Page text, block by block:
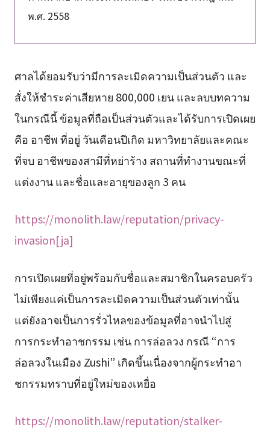
พ.ศ. 2558
ศาลได้ยอมรับว่ามีการละเมิดความเป็นส่วนตัว และ
สั่งให้ชำระค่าเสียหาย 800,000 เยน และลบบทความ
ในกรณีนี้ ข้อมูลที่ถือเป็นส่วนตัวและได้รับการเปิดเผย
คือ อาชีพ ที่อยู่ วันเดือนปีเกิด มหาวิทยาลัยและคณะ
ที่จบ อาชีพของสามีที่หย่าร้าง สถานที่ทำงานขณะที่
แต่งงาน และชื่อและอายุของลูก 3 คน
https://monolith.law/reputation/privacy-
invasion[ja]
การเปิดเผยที่อยู่พร้อมกับชื่อและสมาชิกในครอบครัว
ไม่เพียงแค่เป็นการละเมิดความเป็นส่วนตัวเท่านั้น
แต่ยังอาจเป็นการรั่วไหลของข้อมูลที่อาจนำไปสู่
การกระทำอาชกรรม เช่น การล่อลวง กรณี “การ
ล่อลวงในเมือง Zushi” เกิดขึ้นเนื่องจากผู้กระทำอา
ชกรรมทราบที่อยู่ใหม่ของเหยื่อ
https://monolith.law/reputation/stalker-